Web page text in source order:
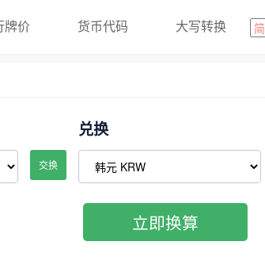
牌价 货币代码 大写转换
交换
兑换
立即换算